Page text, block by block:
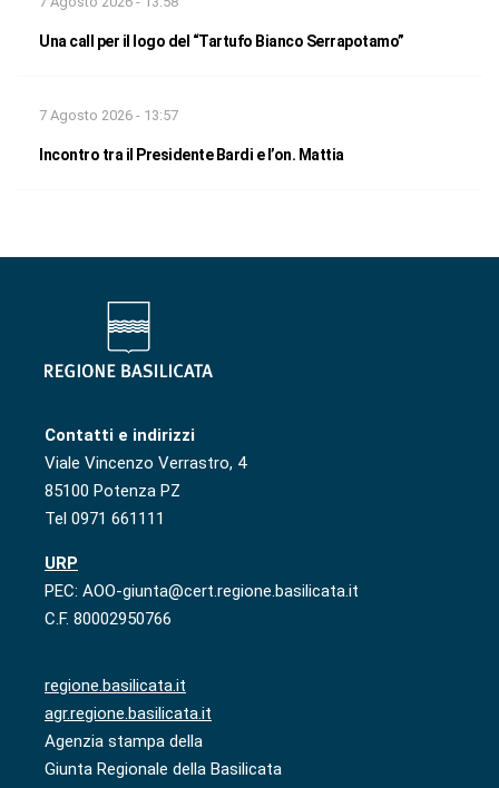
Una call per il logo del “Tartufo Bianco Serrapotamo”
7 Agosto 2026 - 13:57
Incontro tra il Presidente Bardi e l’on. Mattia
Contatti e indirizzi
Viale Vincenzo Verrastro, 4
85100 Potenza PZ
Tel 0971 661111
URP
PEC: AOO-giunta@cert.regione.basilicata.it
C.F. 80002950766
regione.basilicata.it
agr.regione.basilicata.it
Agenzia stampa della
Giunta Regionale della Basilicata